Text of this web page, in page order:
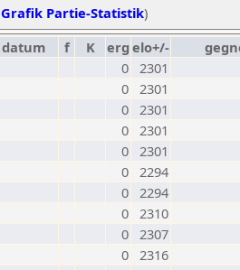
Grafik Partie-Statistik)
datum f K erg elo+/-
0 2301
0 2301
0 2301
0 2301
0 2301
0 2294
0 2294
0 2310
0 2307
0 2316